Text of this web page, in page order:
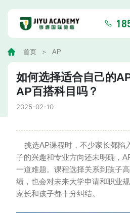
首页 AP
如何选择适合自己的
AP百搭科目吗？
2025-02-10
挑选AP课程时，不少家长都陷
子的兴趣和专业方向还未明确，
一道难题。课程选择关系到孩子
绩，也会对未来大学申请和职业
家长和孩子都十分纠结。